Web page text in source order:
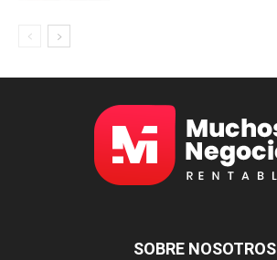
SOBRE NOSOTROS